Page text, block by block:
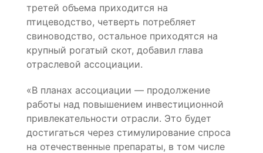
третей объема приходится на
птицеводство, четверть потребляет
свиноводство, остальное приходятся на
крупный рогатый скот, добавил глава
отраслевой ассоциации.
«В планах ассоциации — продолжение
работы над повышением инвестиционной
привлекательности отрасли. Это будет
достигаться через стимулирование спроса
на отечественные препараты, в том числе